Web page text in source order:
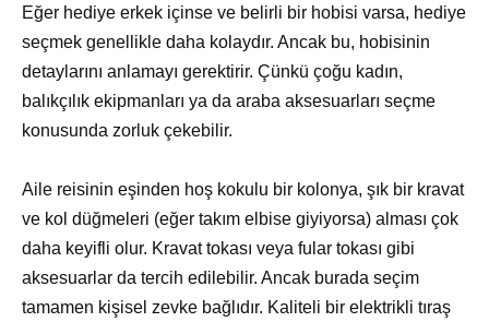
Eğer hediye erkek içinse ve belirli bir hobisi varsa, hediye
seçmek genellikle daha kolaydır. Ancak bu, hobisinin
detaylarını anlamayı gerektirir. Çünkü çoğu kadın,
balıkçılık ekipmanları ya da araba aksesuarları seçme
konusunda zorluk çekebilir.
Aile reisinin eşinden hoş kokulu bir kolonya, şık bir kravat
ve kol düğmeleri (eğer takım elbise giyiyorsa) alması çok
daha keyifli olur. Kravat tokası veya fular tokası gibi
aksesuarlar da tercih edilebilir. Ancak burada seçim
tamamen kişisel zevke bağlıdır. Kaliteli bir elektrikli tıraş